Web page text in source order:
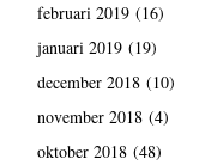
februari 2019(16)
januari 2019(19)
december 2018(10)
november 2018(4)
oktober 2018(48)